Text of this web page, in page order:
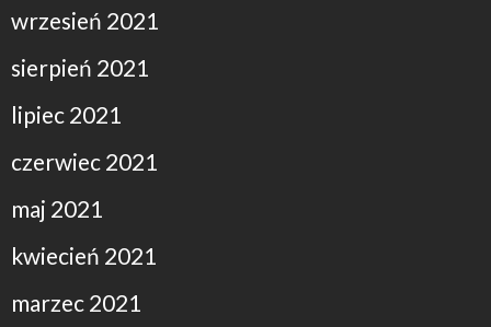
wrzesień 2021
sierpień 2021
lipiec 2021
czerwiec 2021
maj 2021
kwiecień 2021
marzec 2021